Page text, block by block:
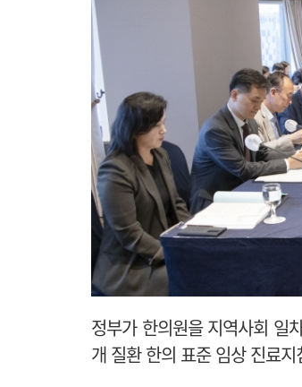
정부가 한의원을 지역사회 일
개 질환 한의 표준 임상 진료